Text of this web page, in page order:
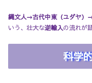
縄文人→古代中東（ユダヤ）
いう、壮大な逆輸入の流れが
科学